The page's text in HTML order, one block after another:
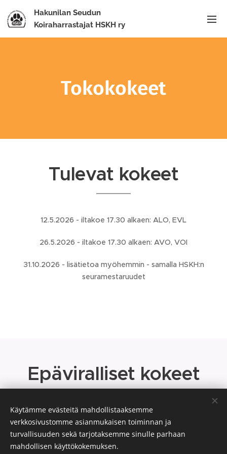
Hakunilan Seudun
Koiraharrastajat HSKH ry
Tokokokeet
Tulevat kokeet
12.5.2026 - iltakoe 17.30 alkaen: ALO, EVL
26.5.2026 - iltakoe 17.30 alkaen: AVO, VOI
31.10.2026 - lisätietoa myöhemmin - samalla HSKH:n
seuramestaruudet
Epäviralliset kokeet
Käytämme evästeitä mahdollistaaksemme
verkkosivustomme asianmukaisen toiminnan ja
turvallisuuden sekä tarjotaksemme sinulle parhaan
mahdollisen käyttökokemuksen.